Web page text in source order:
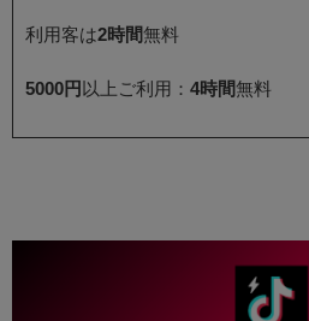
利用客は2時間無料
5000円 以上ご利用： 4時間無料